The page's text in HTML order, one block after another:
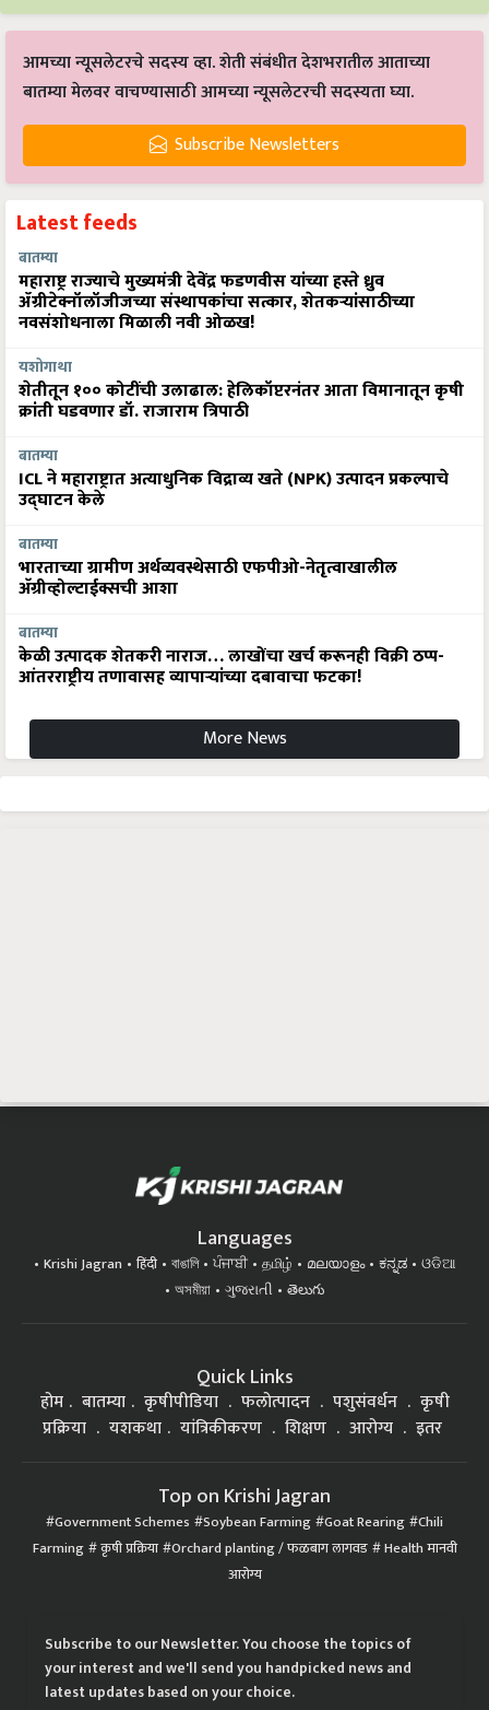
आमच्या न्यूसलेटरचे सदस्य व्हा. शेती संबंधीत देशभरातील आताच्या
बातम्या मेलवर वाचण्यासाठी आमच्या न्यूसलेटरची सदस्यता घ्या.
Subscribe Newsletters
Latest feeds
बातम्या
महाराष्ट्र राज्याचे मुख्यमंत्री देवेंद्र फडणवीस यांच्या हस्ते ध्रुव
ॲग्रीटेक्नॉलॉजीजच्या संस्थापकांचा सत्कार, शेतकऱ्यांसाठीच्या
नवसंशोधनाला मिळाली नवी ओळख!
यशोगाथा
शेतीतून १०० कोटींची उलाढाल: हेलिकॉप्टरनंतर आता विमानातून कृषी
क्रांती घडवणार डॉ. राजाराम त्रिपाठी
बातम्या
ICL ने महाराष्ट्रात अत्याधुनिक विद्राव्य खते (NPK) उत्पादन प्रकल्पाचे
उद्घाटन केले
बातम्या
भारताच्या ग्रामीण अर्थव्यवस्थेसाठी एफपीओ-नेतृत्वाखालील
अ‍ॅग्रीव्होल्टाईक्सची आशा
बातम्या
केळी उत्पादक शेतकरी नाराज… लाखोंचा खर्च करूनही विक्री ठप्प-
आंतरराष्ट्रीय तणावासह व्यापाऱ्यांच्या दबावाचा फटका!
More News
Languages
Krishi Jagran हिंदी বাঙালি ਪੰਜਾਬੀ தமிழ் മലയാളം ಕನ್ನಡ
ଓଡିଆ
অসমীয়া
ગુજરાતી తెలుగు
Quick Links
होम बातम्या कृषीपीडिया फलोत्पादन पशुसंवर्धन
कृषी
प्रक्रिया
यशकथा यांत्रिकीकरण शिक्षण आरोग्य इतर
Top on Krishi Jagran
Government Schemes Soybean Farming Goat Rearing Chili
Farming कृषी प्रक्रिया Orchard planting / फळबाग लागवड Health मानवी
आरोग्य
Subscribe to our Newsletter. You choose the topics of
your interest and we'll send you handpicked news and
latest updates based on your choice.